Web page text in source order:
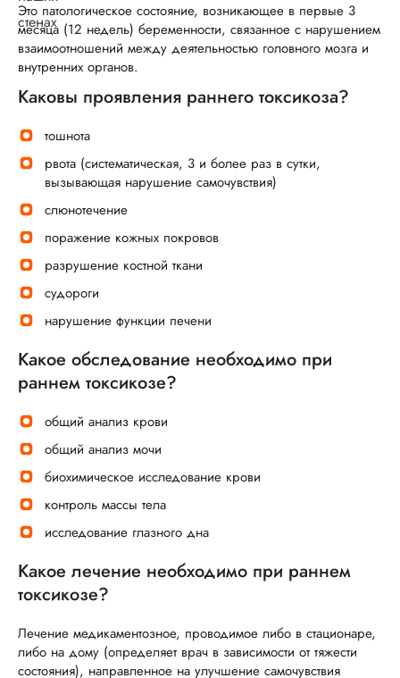
Это патологическое состояние, возникающее в первые 3
месяца (12 недель) беременности, связанное с нарушением
взаимоотношений между деятельностью головного мозга и
внутренних органов.
Каковы проявления раннего токсикоза?
тошнота
рвота (систематическая, 3 и более раз в сутки,
вызывающая нарушение самочувствия)
слюнотечение
поражение кожных покровов
разрушение костной ткани
судороги
нарушение функции печени
Какое обследование необходимо при
раннем токсикозе?
общий анализ крови
общий анализ мочи
биохимическое исследование крови
контроль массы тела
исследование глазного дна
Какое лечение необходимо при раннем
токсикозе?
Лечение медикаментозное, проводимое либо в стационаре,
либо на дому (определяет врач в зависимости от тяжести
состояния), направленное на улучшение самочувствия